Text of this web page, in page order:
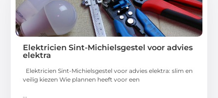
Elektricien Sint-Michielsgestel voor advies
elektra
Elektricien Sint-Michielsgestel voor advies elektra: slim en
veilig kiezen Wie plannen heeft voor een